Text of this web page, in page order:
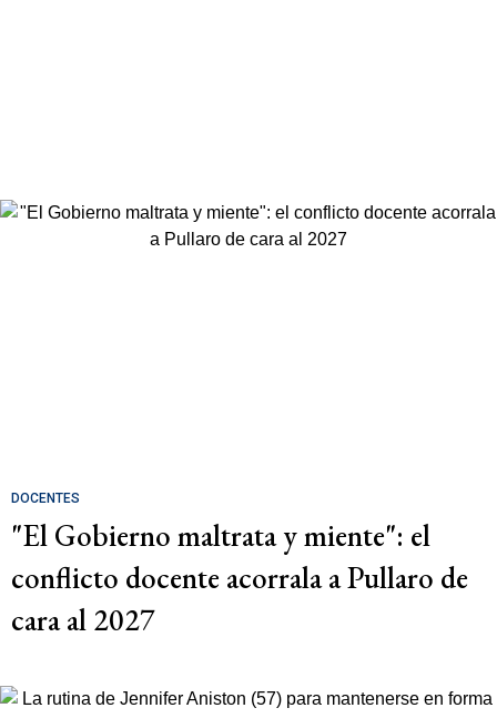
DOCENTES
"El Gobierno maltrata y miente": el
conflicto docente acorrala a Pullaro de
cara al 2027